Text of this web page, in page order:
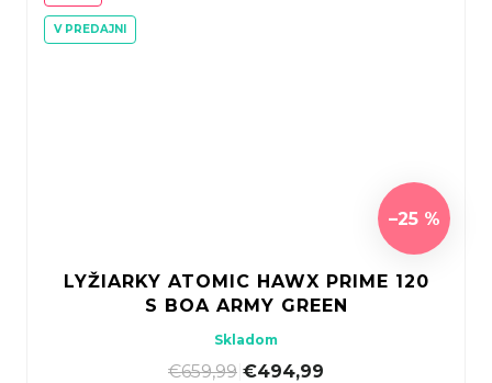
V PREDAJNI
–25 %
LYŽIARKY ATOMIC HAWX PRIME 120
S BOA ARMY GREEN
Skladom
€659,99 €494,99